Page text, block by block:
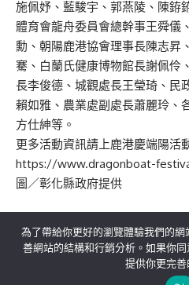
施佩妤、藍駿宇、郭燕陵、陳銌
體育會龍舟委員會總幹事王舜儀
勳、朝陽鹿港協會理事長陳志昇
騫、白蘭氏健康博物館長謝佩伶
長李俊德、城觀處長王瑩琦、民
賴如雅、農業處副處長蕭麗玲、
方仕紳等。
更多活動資訊請上鹿港慶端陽活
https://www.dragonboat-
圖／彰化縣政府提供
關於我們 隱私權
為了帶給你更好的瀏覽體驗我們的
善網站的結構和行銷分析。如果你
提供你更完善